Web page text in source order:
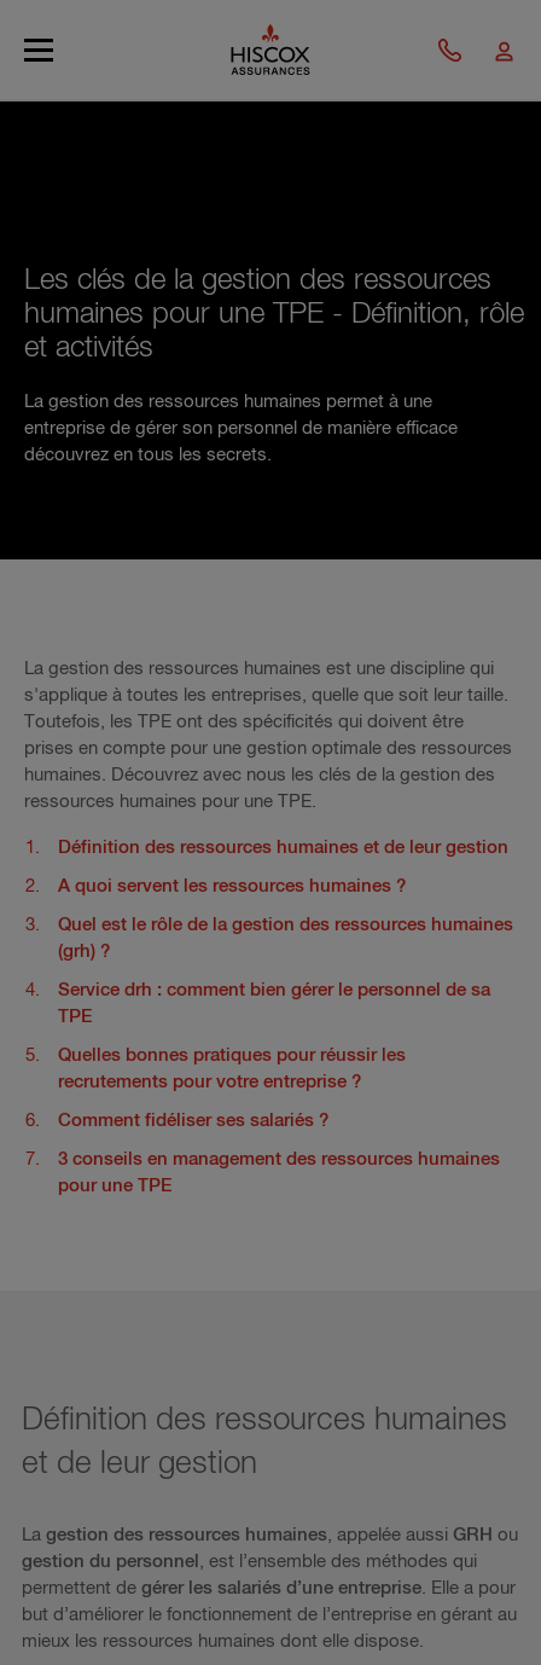
Les clés de la gestion des ressources
humaines pour une TPE - Définition, rôle
et activités
La gestion des ressources humaines permet à une
entreprise de gérer son personnel de manière efficace
découvrez en tous les secrets.
La gestion des ressources humaines est une discipline qui
s'applique à toutes les entreprises, quelle que soit leur taille.
Toutefois, les TPE ont des spécificités qui doivent être
prises en compte pour une gestion optimale des ressources
humaines. Découvrez avec nous les clés de la gestion des
ressources humaines pour une TPE.
Définition des ressources humaines et de leur gestion
A quoi servent les ressources humaines ?
Quel est le rôle de la gestion des ressources humaines
(grh) ?
Service drh : comment bien gérer le personnel de sa
TPE
Quelles bonnes pratiques pour réussir les
recrutements pour votre entreprise ?
Comment fidéliser ses salariés ?
3 conseils en management des ressources humaines
pour une TPE
Définition des ressources humaines
et de leur gestion
La gestion des ressources humaines , appelée aussi GRH ou
gestion du personnel
, est l’ensemble des méthodes qui
permettent de gérer les salariés d’une entreprise . Elle a pour
but d’améliorer le fonctionnement de l’entreprise en gérant au
mieux les ressources humaines dont elle dispose.